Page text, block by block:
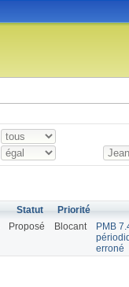
Statut Priorité
Proposé Blocant
PMB
erroné